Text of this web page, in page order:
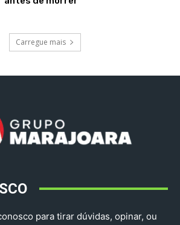
Carregue mais
para tirar dúvidas, opinar, ou